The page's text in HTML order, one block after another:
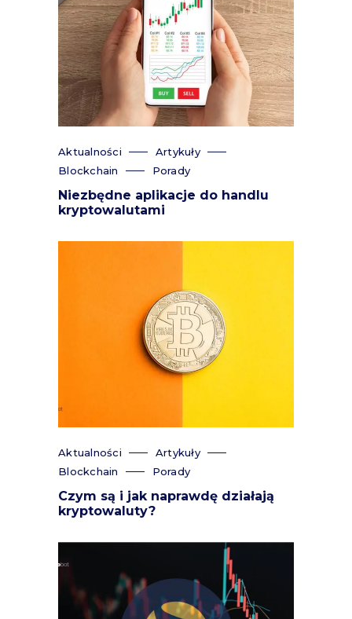
Aktualności
Artykuły
Blockchain
Porady
Niezbędne aplikacje do handlu
kryptowalutami
Aktualności
Artykuły
Blockchain
Porady
Czym są i jak naprawdę działają
kryptowaluty?